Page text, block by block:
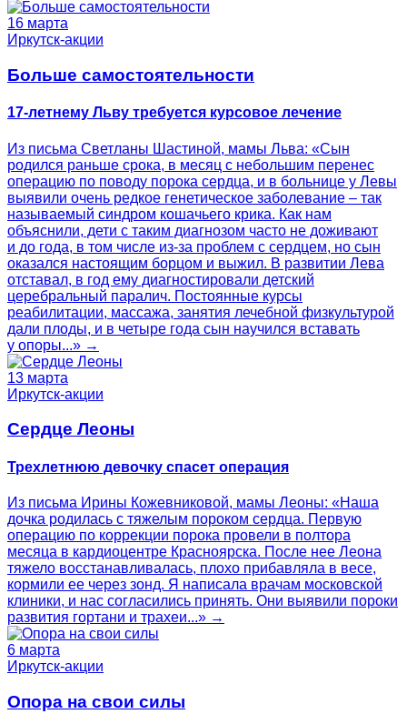
16 марта
Иркутск-акции
Больше самостоятельности
17-летнему Льву требуется курсовое лечение
Из письма Светланы Шастиной, мамы Льва: «Сын
родился раньше срока, в месяц с небольшим перенес
операцию по поводу порока сердца, и в больнице у Левы
выявили очень редкое генетическое заболевание – так
называемый синдром кошачьего крика. Как нам
объяснили, дети с таким диагнозом часто не доживают
и до года, в том числе из-за проблем с сердцем, но сын
оказался настоящим борцом и выжил. В развитии Лева
отставал, в год ему диагностировали детский
церебральный паралич. Постоянные курсы
реабилитации, массажа, занятия лечебной физкультурой
дали плоды, и в четыре года сын научился вставать
у опоры...» →
13 марта
Иркутск-акции
Сердце Леоны
Трехлетнюю девочку спасет операция
Из письма Ирины Кожевниковой, мамы Леоны: «Наша
дочка родилась с тяжелым пороком сердца. Первую
операцию по коррекции порока провели в полтора
месяца в кардиоцентре Красноярска. После нее Леона
тяжело восстанавливалась, плохо прибавляла в весе,
кормили ее через зонд. Я написала врачам московской
клиники, и нас согласились принять. Они выявили пороки
развития гортани и трахеи...» →
6 марта
Иркутск-акции
Опора на свои силы